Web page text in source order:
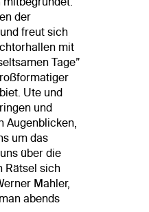
der
freut sich
mit
Tage”
Ute und
und
Augenblicken,
um das
über die
Rätsel sich
Mahler,
abends